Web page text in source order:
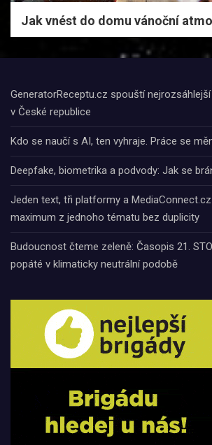
Jak vnést do domu vánoční
GeneratorReceptu.cz spouští
v České republice
Kdo se naučí s AI, ten vyhraje. Práce se
Deepfake, biometrika a podvody: Jak se
Jeden text, tři platformy a
maximum z jednoho tématu bez duplicity
Budoucnost čteme zeleně: Časopis 21.
popáté v klimaticky neutrální podobě